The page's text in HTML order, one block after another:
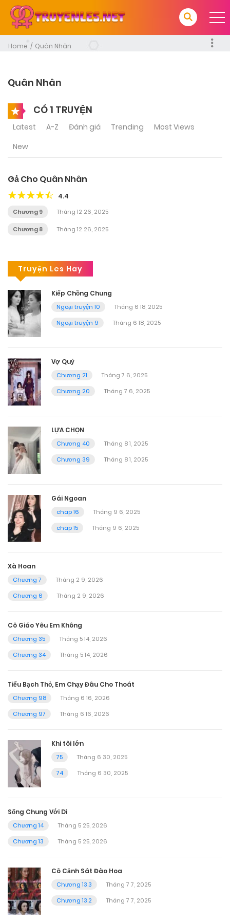
Home Quân Nhân
Quân Nhân
CÓ 1 TRUYỆN
Latest A-Z Đánh giá Trending
Most Views
New
Gả Cho Quân Nhân
4.4
Chương 9 Tháng 12 26, 2025
Chương 8 Tháng 12 26, 2025
Truyện Les Hay
Kiếp Chồng Chung
Ngoại truyện 10
Tháng 6 18, 2025
Ngoại truyện 9
Tháng 6 18, 2025
Vợ Quỷ
Chương 21
Tháng 7 6, 2025
Chương 20
Tháng 7 6, 2025
LỰA CHỌN
Chương 40
Tháng 8 1, 2025
Chương 39
Tháng 8 1, 2025
Gái Ngoan
chap 16
Tháng 9 6, 2025
chap 15
Tháng 9 6, 2025
Xà Hoan
Chương 7
Tháng 2 9, 2026
Chương 6
Tháng 2 9, 2026
Cô Giáo Yêu Em Không
Chương 35
Tháng 5 14, 2026
Chương 34
Tháng 5 14, 2026
Tiểu Bạch Thỏ, Em Chạy Đâu Cho Thoát
Chương 98
Tháng 6 16, 2026
Chương 97
Tháng 6 16, 2026
Khi tôi lớn
75
Tháng 6 30, 2025
74
Tháng 6 30, 2025
Sống Chung Với Dì
Chương 14
Tháng 5 25, 2026
Chương 13
Tháng 5 25, 2026
Cô Cảnh Sát Đào Hoa
Chương 13.3
Tháng 7 7, 2025
Chương 13.2
Tháng 7 7, 2025